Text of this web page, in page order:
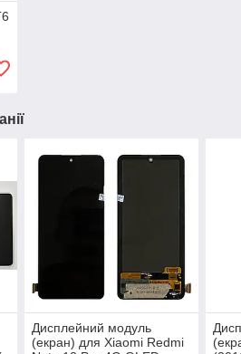
Дисплейний модуль
(екран) для Xiaomi Redmi